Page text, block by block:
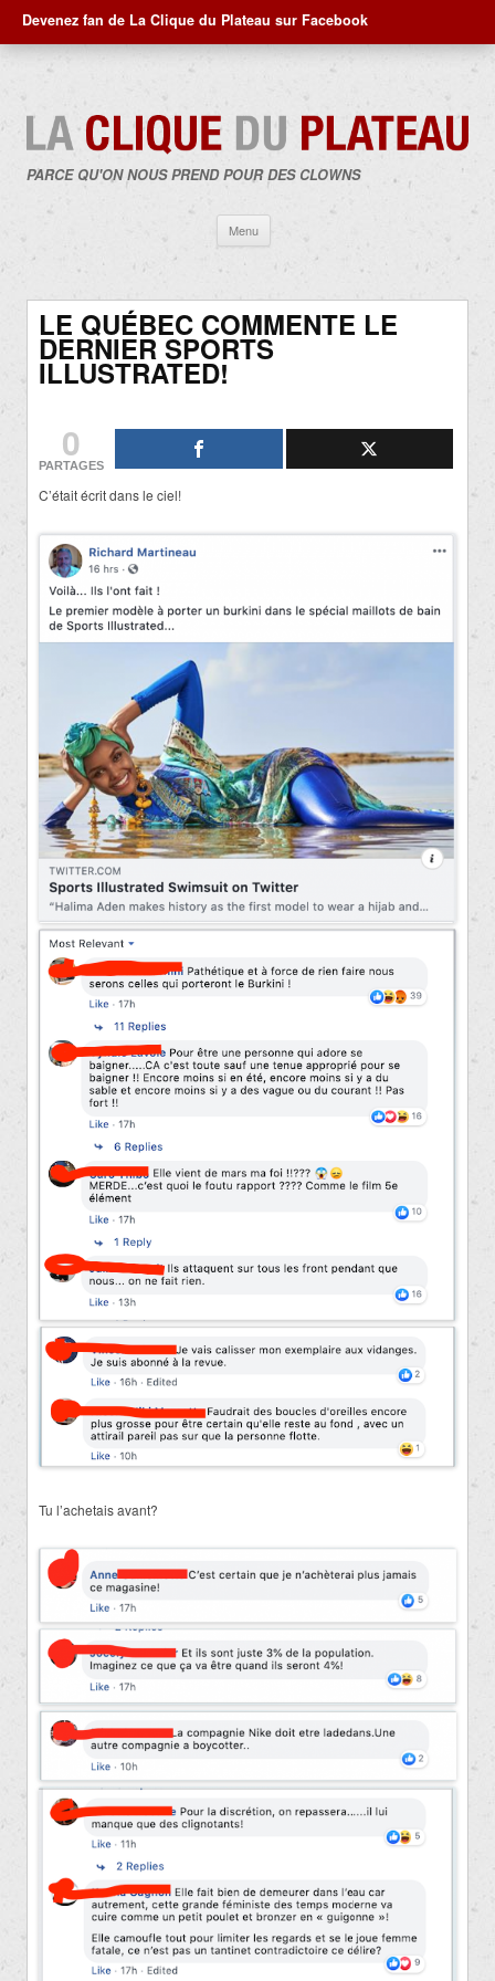
Devenez fan de La Clique du Plateau sur Facebook
PARCE QU'ON NOUS PREND POUR DES CLOWNS
Menu
contenu
LE QUÉBEC COMMENTE LE
DERNIER SPORTS
ILLUSTRATED!
0
PARTAGES
C’était écrit dans le ciel!
Tu l’achetais avant?